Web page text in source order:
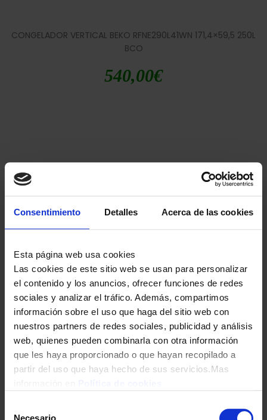
Consentimiento Detalles Acerca de las cookies
Esta página web usa cookies
Las cookies de este sitio web se usan para personalizar
el contenido y los anuncios, ofrecer funciones de redes
sociales y analizar el tráfico. Además, compartimos
información sobre el uso que haga del sitio web con
nuestros partners de redes sociales, publicidad y análisis
web, quienes pueden combinarla con otra información
que les haya proporcionado o que hayan recopilado a
partir del uso que haya hecho de sus servicios.Mas
Necesario
CONGELADOR VERTICAL BEKO RFNE290L41WN 171,4×59,5 250L
BCO
540,00€
CONGELADOR VERTICAL CECOTEC 02392 185×71 INOX CLASE/E
629,00
CONGELADOR VERTICAL HISENSE FV191N4AW2 143×55 147L NF